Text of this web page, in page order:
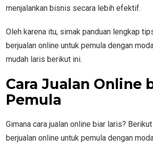
menjalankan bisnis secara lebih efektif.
Oleh karena itu, simak panduan lengkap
berjualan online untuk pemula dengan
mudah laris berikut ini.
Cara Jualan Online
Pemula
Gimana cara jualan online biar laris?
berjualan online untuk pemula dengan